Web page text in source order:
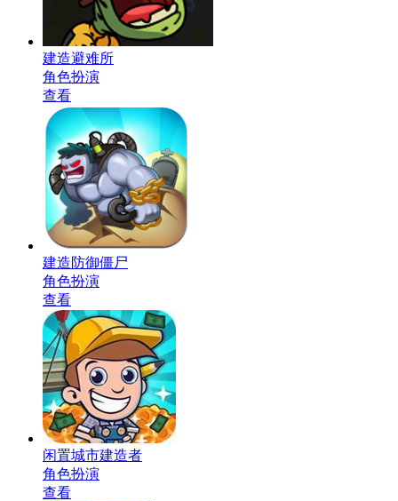
建造避难所
角色扮演
查看
建造防御僵尸
角色扮演
查看
闲置城市建造者
角色扮演
查看